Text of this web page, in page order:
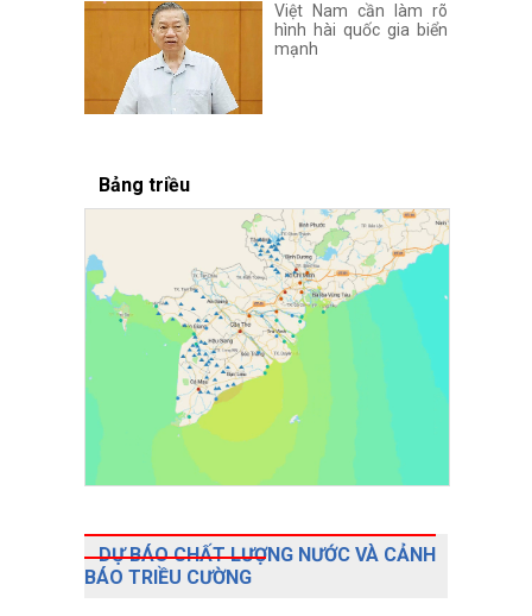
Việt Nam cần làm rõ
hình hài quốc gia biển
mạnh
Bảng triều
DỰ BÁO CHẤT LƯỢNG NƯỚC VÀ CẢNH
BÁO TRIỀU CƯỜNG